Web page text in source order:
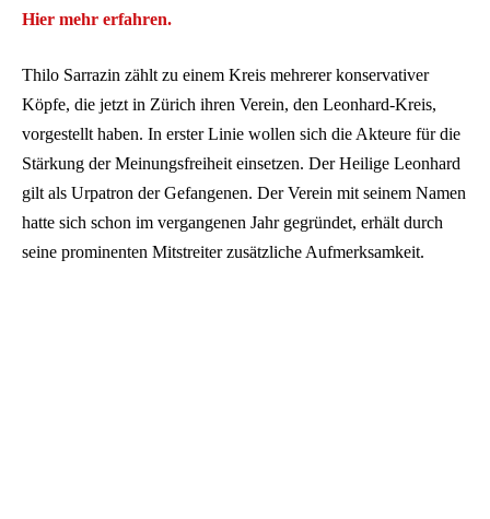
Hier mehr erfahren.
Thilo Sarrazin zählt zu einem Kreis mehrerer konservativer
Köpfe, die jetzt in Zürich ihren Verein, den Leonhard-Kreis,
vorgestellt haben. In erster Linie wollen sich die Akteure für die
Stärkung der Meinungsfreiheit einsetzen. Der Heilige Leonhard
gilt als Urpatron der Gefangenen. Der Verein mit seinem Namen
hatte sich schon im vergangenen Jahr gegründet, erhält durch
seine prominenten Mitstreiter zusätzliche Aufmerksamkeit.